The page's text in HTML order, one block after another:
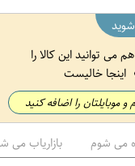
می توانید این کالا را
اینجا خالیست
موبایلتان را اضافه کنید
می شوم بازاریاب می